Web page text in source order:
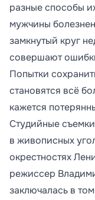
разные способы
мужчины
замкнутый круг
совершают
Попытки
становятся всё
кажется
Студийные
в живописных
окрестностях
режиссер
заключалась в